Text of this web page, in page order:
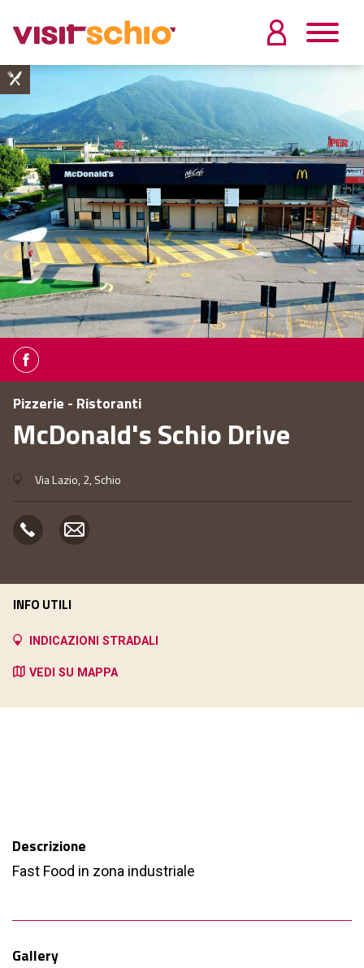
Pizzerie - Ristoranti
McDonald's Schio Drive
Via Lazio, 2, Schio
Descrizione
Fast Food in zona industriale
Gallery
INFO UTILI
INDICAZIONI STRADALI
VEDI SU MAPPA